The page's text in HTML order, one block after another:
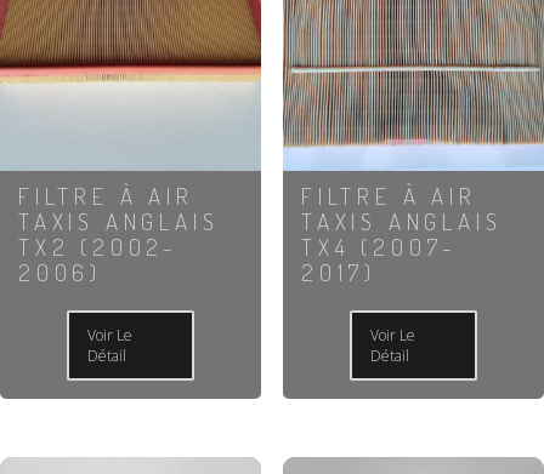
FILTRE À AIR
TAXIS ANGLAIS
TX2 (2002-
2006)
Voir Le
Détail
FILTRE À AIR
TAXIS ANGLAIS
TX4 (2007-
2017)
Voir Le
Détail